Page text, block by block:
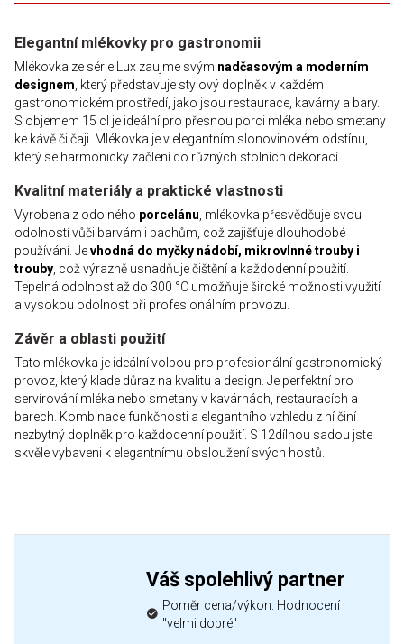
Elegantní mlékovky pro gastronomii
Mlékovka ze série Lux zaujme svým nadčasovým a moderním
designem , který představuje stylový doplněk v každém
gastronomickém prostředí, jako jsou restaurace, kavárny a bary.
S objemem 15 cl je ideální pro přesnou porci mléka nebo smetany
ke kávě či čaji. Mlékovka je v elegantním slonovinovém odstínu,
který se harmonicky začlení do různých stolních dekorací.
Kvalitní materiály a praktické vlastnosti
Vyrobena z odolného porcelánu , mlékovka přesvědčuje svou
odolností vůči barvám i pachům, což zajišťuje dlouhodobé
používání. Jevhodná do myčky nádobí, mikrovlnné trouby i
trouby , což výrazně usnadňuje čištění a každodenní použití.
Tepelná odolnost až do 300 °C umožňuje široké možnosti využití
a vysokou odolnost při profesionálním provozu.
Závěr a oblasti použití
Tato mlékovka je ideální volbou pro profesionální gastronomický
provoz, který klade důraz na kvalitu a design. Je perfektní pro
servírování mléka nebo smetany v kavárnách, restauracích a
barech. Kombinace funkčnosti a elegantního vzhledu z ní činí
nezbytný doplněk pro každodenní použití. S 12dílnou sadou jste
skvěle vybaveni k elegantnímu obsloužení svých hostů.
Váš spolehlivý partner
Poměr cena/výkon: Hodnocení
"velmi dobré"